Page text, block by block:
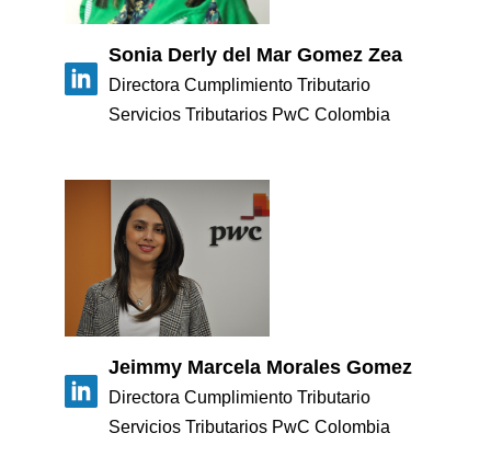
Sonia Derly del Mar Gomez Zea
Directora Cumplimiento Tributario
Servicios Tributarios PwC Colombia
Jeimmy Marcela Morales Gomez
Directora Cumplimiento Tributario
Servicios Tributarios PwC Colombia